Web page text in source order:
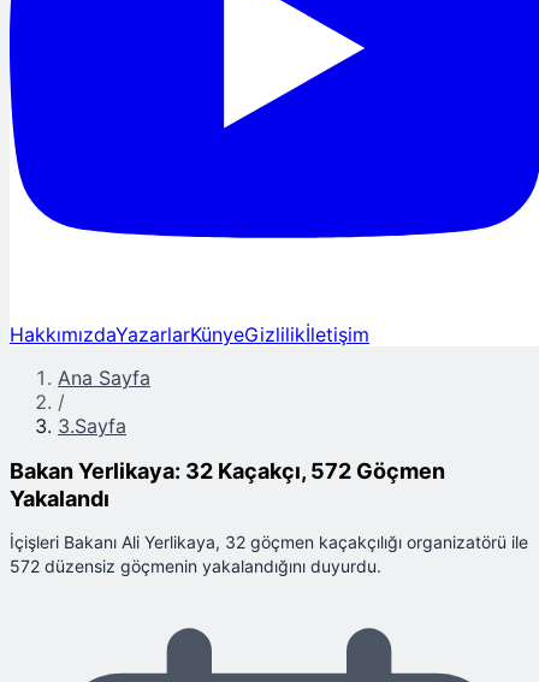
HakkımızdaYazarlarKünyeGizlilikİletişim
Ana Sayfa
/
3.Sayfa
Bakan Yerlikaya: 32 Kaçakçı, 572 Göçmen
Yakalandı
İçişleri Bakanı Ali Yerlikaya, 32 göçmen kaçakçılığı organizatörü ile
572 düzensiz göçmenin yakalandığını duyurdu.